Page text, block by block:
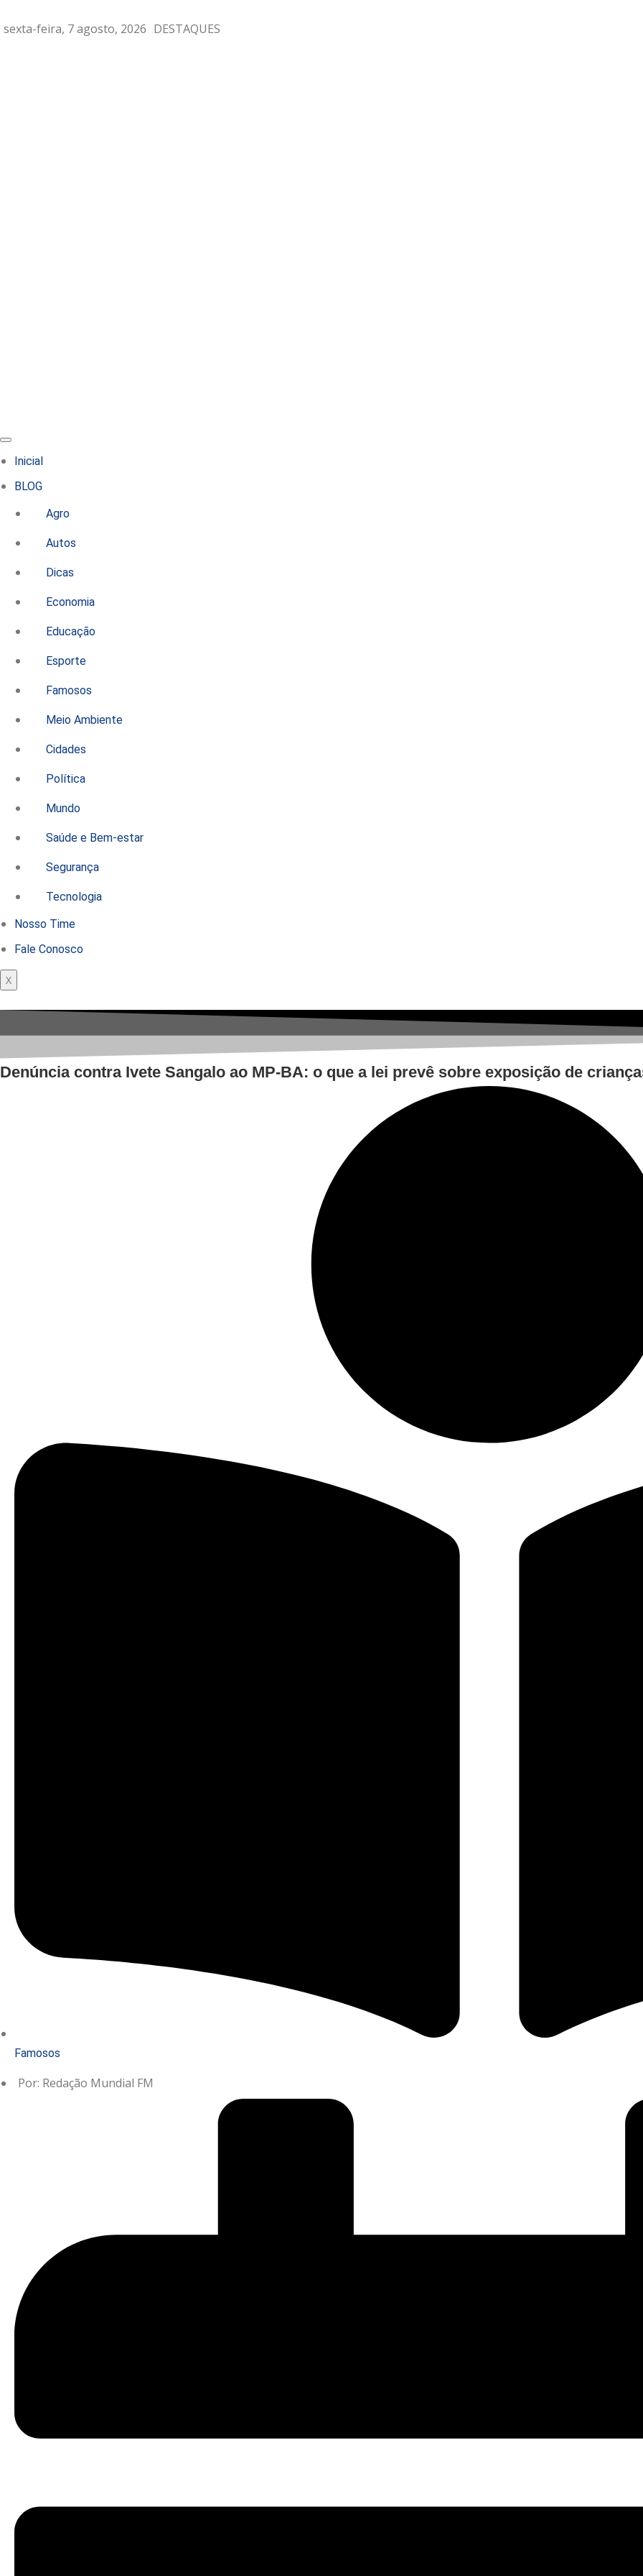
sexta-feira, 7 agosto, 2026 DESTAQUES
Inicial
BLOG
Agro
Autos
Dicas
Economia
Educação
Esporte
Famosos
Meio Ambiente
Cidades
Política
Mundo
Saúde e Bem-estar
Segurança
Tecnologia
Nosso Time
Fale Conosco
X
Denúncia contra Ivete Sangalo ao MP-BA: o que a lei prevê sobre exposição de
Famosos
Por: Redação Mundial FM